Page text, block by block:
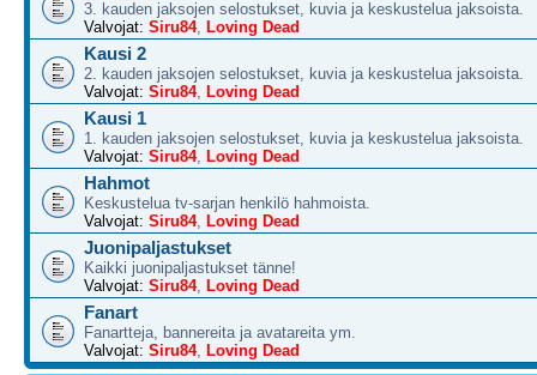
3. kauden jaksojen selostukset, kuvia ja keskustelua jaksoista.
Valvojat: Siru84, Loving Dead
Kausi 2
2. kauden jaksojen selostukset, kuvia ja keskustelua jaksoista.
Valvojat: Siru84, Loving Dead
Kausi 1
1. kauden jaksojen selostukset, kuvia ja keskustelua jaksoista.
Valvojat: Siru84, Loving Dead
Hahmot
Keskustelua tv-sarjan henkilö hahmoista.
Valvojat: Siru84, Loving Dead
Juonipaljastukset
Kaikki juonipaljastukset tänne!
Valvojat: Siru84, Loving Dead
Fanart
Fanartteja, bannereita ja avatareita ym.
Valvojat: Siru84, Loving Dead